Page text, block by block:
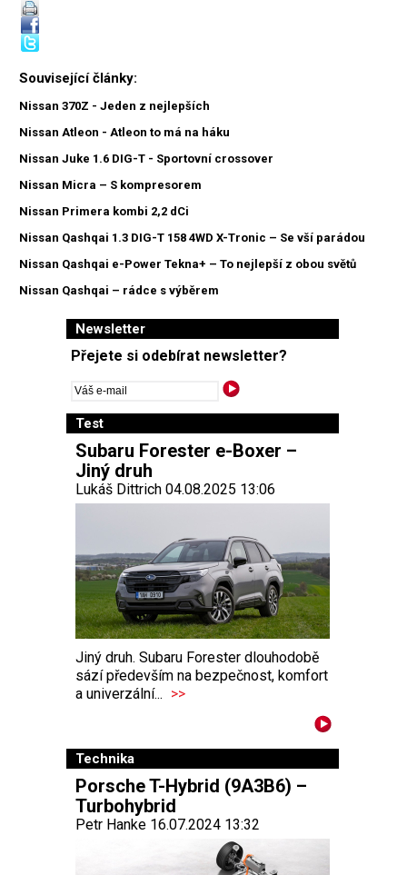
Související články:
Nissan 370Z - Jeden z nejlepších
Nissan Atleon - Atleon to má na háku
Nissan Juke 1.6 DIG-T - Sportovní crossover
Nissan Micra – S kompresorem
Nissan Primera kombi 2,2 dCi
Nissan Qashqai 1.3 DIG-T 158 4WD X-Tronic – Se vší parádou
Nissan Qashqai e-Power Tekna+ – To nejlepší z obou světů
Nissan Qashqai – rádce s výběrem
Newsletter
Přejete si odebírat newsletter?
Test
Subaru Forester e-Boxer –
Jiný druh
Lukáš Dittrich 04.08.2025 13:06
Jiný druh. Subaru Forester dlouhodobě
sází především na bezpečnost, komfort
a univerzální... >>
Technika
Porsche T-Hybrid (9A3B6) –
Turbohybrid
Petr Hanke 16.07.2024 13:32